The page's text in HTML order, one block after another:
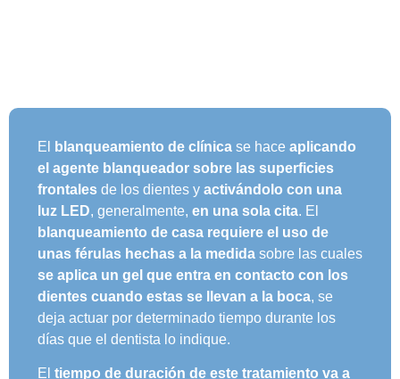
El blanqueamiento de clínica se hace aplicando
el agente blanqueador sobre las superficies
frontales de los dientes y activándolo con una
luz LED, generalmente, en una sola cita. El
blanqueamiento de casa requiere el uso de
unas férulas hechas a la medida sobre las cuales
se aplica un gel que entra en contacto con los
dientes cuando estas se llevan a la boca, se
deja actuar por determinado tiempo durante los
días que el dentista lo indique.
El tiempo de duración de este tratamiento va a